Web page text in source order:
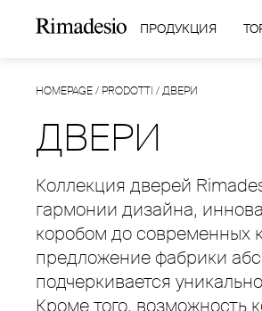
ПРОДУКЦИЯ
HOMEPAGE/ PRODOTTI /ДВЕРИ
ДВЕРИ
Коллекция дверей
гармонии дизайна,
коробом до современных
предложение фабрики
подчеркивается
Кроме того, возможность